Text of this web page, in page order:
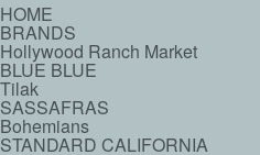
HOME
BRANDS
Hollywood Ranch Market
BLUE BLUE
Tilak
SASSAFRAS
Bohemians
STANDARD CALIFORNIA